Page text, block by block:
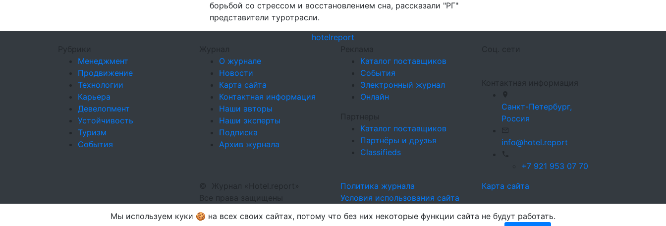
борьбой со стрессом и восстановлением сна, рассказали "РГ"
представители туротрасли.
hotelreport
Рубрики
Менеджмент
Продвижение
Технологии
Карьера
Девелопмент
Устойчивость
Туризм
События
Журнал
О журнале
Новости
Карта сайта
Контактная информация
Наши авторы
Наши эксперты
Подписка
Архив журнала
Реклама
Каталог поставщиков
События
Электронный журнал
Онлайн
Партнеры
Каталог поставщиков
Партнёры и друзья
Classifieds
Соц. сети
Контактная информация
Санкт-Петербург,
Россия
info@hotel.report
+7 921 953 07 70
©
Журнал «Hotel.report»
Все права защищены
Политика журнала
Условия использования сайта
Карта сайта
Мы используем куки 🍪 на всех своих сайтах, потому что без них некоторые функции сайта не будут работать.